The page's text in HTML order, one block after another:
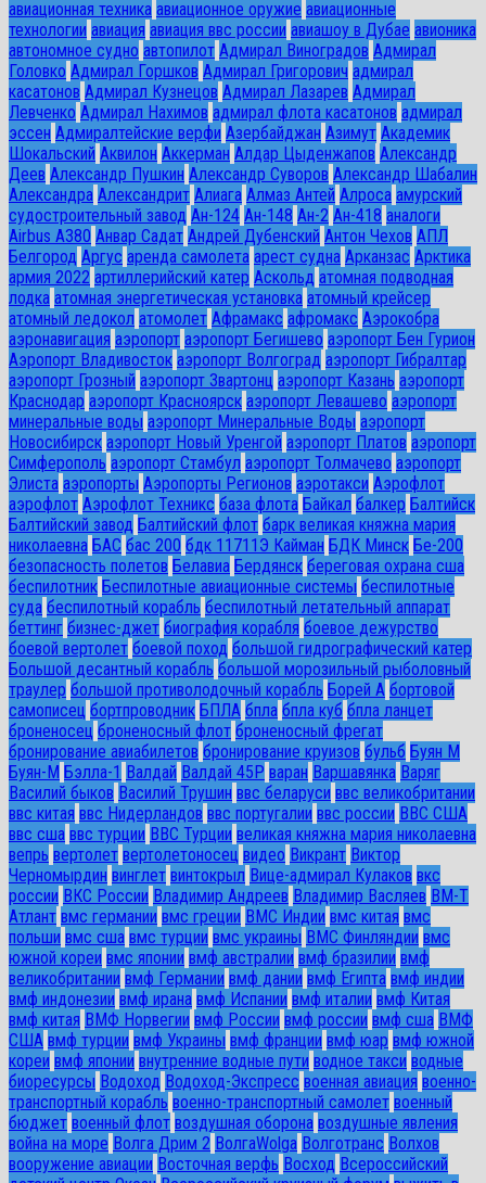
авиационная техника авиационное оружие авиационные
технологии авиация авиация ввс россии авиашоу в Дубае авионика
автономное судно автопилот Адмирал Виноградов Адмирал
Головко Адмирал Горшков Адмирал Григорович адмирал
касатонов Адмирал Кузнецов Адмирал Лазарев Адмирал
Левченко Адмирал Нахимов адмирал флота касатонов адмирал
эссен Адмиралтейские верфи Азербайджан Азимут Академик
Шокальский Аквилон Аккерман Алдар Цыденжапов Александр
Деев Александр Пушкин Александр Суворов Александр Шабалин
Александра Александрит Алиага Алмаз Антей Алроса амурский
судостроительный завод Ан-124 Ан-148 Ан-2 Ан-418 аналоги
Airbus A380 Анвар Садат Андрей Дубенский Антон Чехов АПЛ
Белгород Аргус аренда самолета арест судна Арканзас Арктика
армия 2022 артиллерийский катер Аскольд атомная подводная
лодка атомная энергетическая установка атомный крейсер
атомный ледокол атомолет Афрамакс афромакс Аэрокобра
аэронавигация аэропорт аэропорт Бегишево аэропорт Бен Гурион
Аэропорт Владивосток аэропорт Волгоград аэропорт Гибралтар
аэропорт Грозный аэропорт Звартонц аэропорт Казань аэропорт
Краснодар аэропорт Красноярск аэропорт Левашево аэропорт
минеральные воды аэропорт Минеральные Воды аэропорт
Новосибирск аэропорт Новый Уренгой аэропорт Платов аэропорт
Симферополь аэропорт Стамбул аэропорт Толмачево аэропорт
Элиста аэропорты Аэропорты Регионов аэротакси Аэрофлот
аэрофлот Аэрофлот Техникс база флота Байкал балкер Балтийск
Балтийский завод Балтийский флот барк великая княжна мария
николаевна БАС бас 200 бдк 11711Э Кайман БДК Минск Бе-200
безопасность полетов Белавиа Бердянск береговая охрана сша
беспилотник Беспилотные авиационные системы беспилотные
суда беспилотный корабль беспилотный летательный аппарат
беттинг бизнес-джет биография корабля боевое дежурство
боевой вертолет боевой поход большой гидрографический катер
Большой десантный корабль большой морозильный рыболовный
траулер большой противолодочный корабль Борей А бортовой
самописец бортпроводник БПЛА бпла бпла куб бпла ланцет
броненосец броненосный флот броненосный фрегат
бронирование авиабилетов бронирование круизов бульб Буян М
Буян-М Бэлла-1 Валдай Валдай 45Р варан Варшавянка Варяг
Василий быков Василий Трушин ввс беларуси ввс великобритании
ввс китая ввс Нидерландов ввс португалии ввс россии ВВС США
ввс сша ввс турции ВВС Турции великая княжна мария николаевна
вепрь вертолет вертолетоносец видео Викрант Виктор
Черномырдин винглет винтокрыл Вице-адмирал Кулаков вкс
россии ВКС России Владимир Андреев Владимир Васляев ВМ-Т
Атлант вмс германии вмс греции ВМС Индии вмс китая вмс
польши вмс сша вмс турции вмс украины ВМС Финляндии вмс
южной кореи вмс японии вмф австралии вмф бразилии вмф
великобритании вмф Германии вмф дании вмф Египта вмф индии
вмф индонезии вмф ирана вмф Испании вмф италии вмф Китая
вмф китая ВМФ Норвегии вмф России вмф россии вмф сша ВМФ
США вмф турции вмф Украины вмф франции вмф юар вмф южной
кореи вмф японии внутренние водные пути водное такси водные
биоресурсы Водоход Водоход-Экспресс военная авиация военно-
транспортный корабль военно-транспортный самолет военный
бюджет военный флот воздушная оборона воздушные явления
война на море Волга Дрим 2 ВолгаWolga Волготранс Волхов
вооружение авиации Восточная верфь Восход Всероссийский